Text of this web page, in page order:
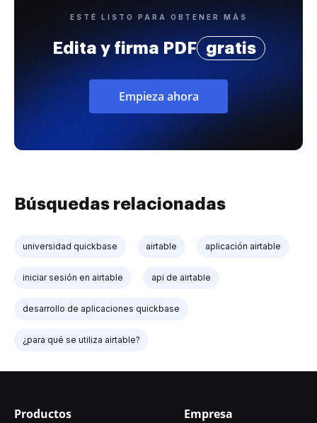
ESTÉ LISTO PARA OBTENER MÁS
Edita y firma PDF gratis
Empieza ahora
Búsquedas relacionadas
universidad quickbase airtable aplicación airtable
iniciar sesión en airtable api de airtable
desarrollo de aplicaciones quickbase
¿para qué se utiliza airtable?
Productos Empresa